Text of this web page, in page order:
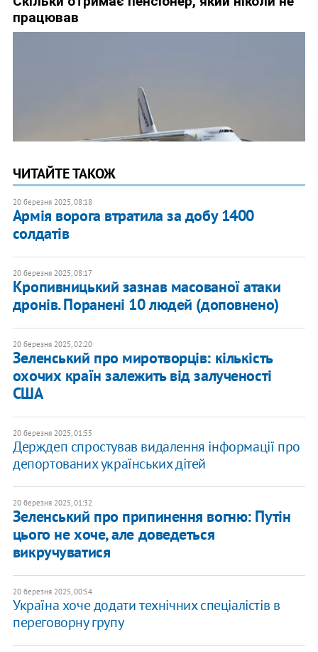
ЧИТАЙТЕ ТАКОЖ
20 березня 2025, 08:18
Армія ворога втратила за добу 1400
солдатів
20 березня 2025, 08:17
Кропивницький зазнав масованої атаки
дронів. Поранені 10 людей (доповнено)
20 березня 2025, 02:20
Зеленський про миротворців: кількість
охочих країн залежить від залученості
США
20 березня 2025, 01:55
Держдеп спростував видалення інформації про
депортованих українських дітей
20 березня 2025, 01:32
Зеленський про припинення вогню: Путін
цього не хоче, але доведеться
викручуватися
20 березня 2025, 00:54
Україна хоче додати технічних спеціалістів в
переговорну групу